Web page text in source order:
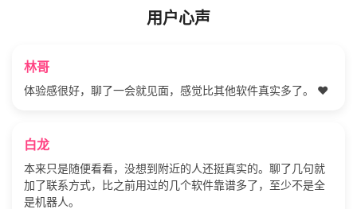
用户心声
林哥
体验感很好，聊了一会就见面，感觉比其他软件真实多了。 ❤️
白龙
本来只是随便看看，没想到附近的人还挺真实的。聊了几句就
加了联系方式，比之前用过的几个软件靠谱多了，至少不是全
是机器人。